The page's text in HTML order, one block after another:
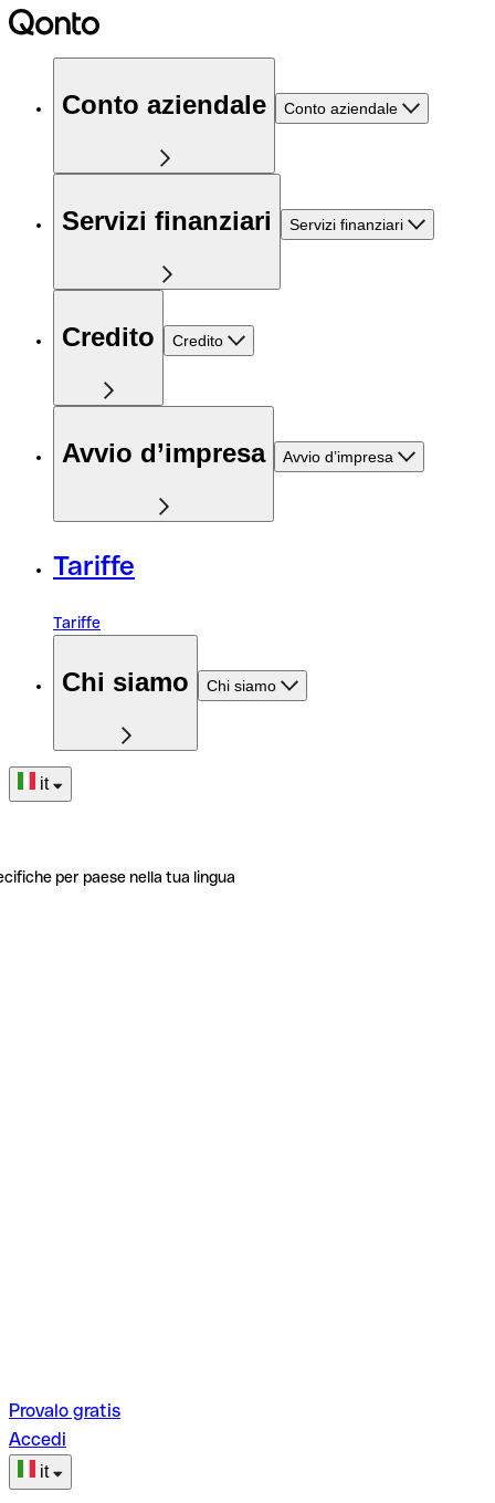
Conto aziendale Conto aziendale
Servizi finanziari Servizi finanziari
Credito Credito
Avvio d’impresa Avvio d’impresa
Tariffe
Tariffe
Chi siamo Chi siamo
it
per paese nella tua lingua
Provalo gratis
Accedi
it